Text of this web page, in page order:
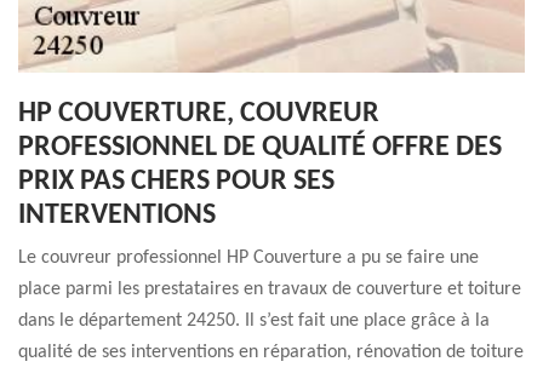
HP COUVERTURE, COUVREUR
PROFESSIONNEL DE QUALITÉ OFFRE DES
PRIX PAS CHERS POUR SES
INTERVENTIONS
Le couvreur professionnel HP Couverture a pu se faire une
place parmi les prestataires en travaux de couverture et toiture
dans le département 24250. Il s’est fait une place grâce à la
qualité de ses interventions en réparation, rénovation de toiture